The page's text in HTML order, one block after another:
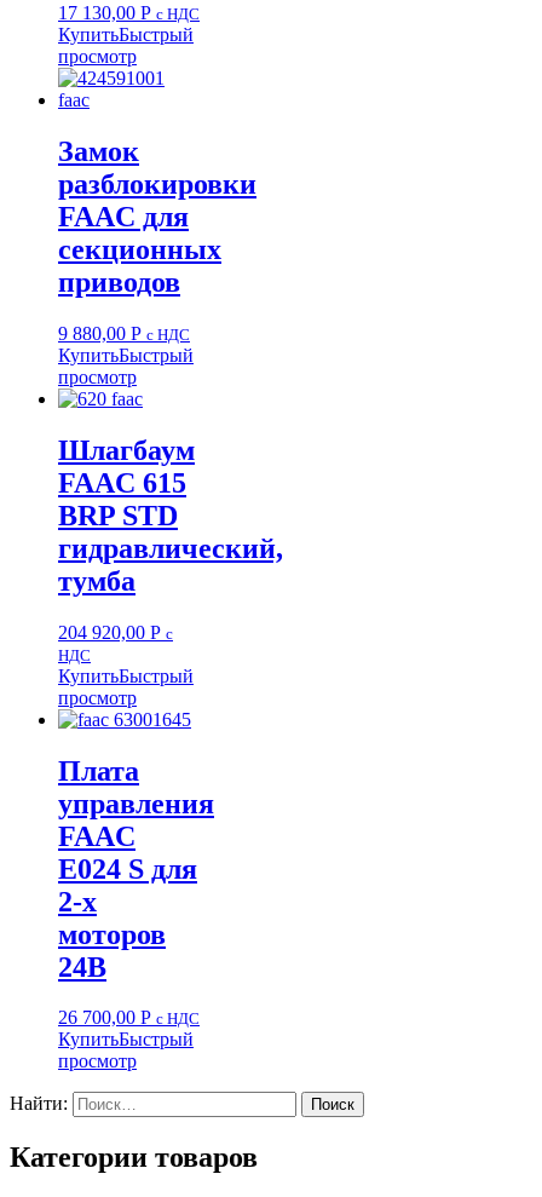
17 130,00 Р с НДС
КупитьБыстрый
просмотр
Замок
разблокировки
FAAC для
секционных
приводов
9 880,00 Р с НДС
КупитьБыстрый
просмотр
Шлагбаум
FAAC 615
BRP STD
гидравлический,
тумба
204 920,00 Р с
НДС
КупитьБыстрый
просмотр
Плата
управления
FAAC
E024 S для
2-х
моторов
24В
26 700,00 Р с НДС
КупитьБыстрый
просмотр
Найти:
Категории товаров